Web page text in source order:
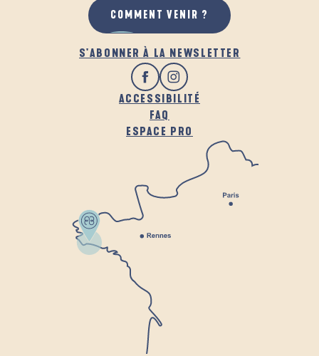
S'ABONNER À LA NEWSLETTER
ACCESSIBILITÉ
FAQ
ESPACE PRO
COMMENT VENIR ?